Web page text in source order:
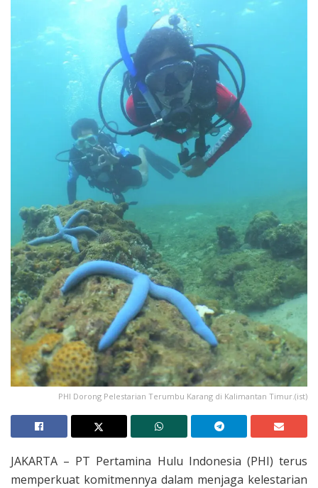
PHI Dorong Pelestarian Terumbu Karang di Kalimantan Timur.(ist)
JAKARTA – PT Pertamina Hulu Indonesia (PHI) terus
memperkuat komitmennya dalam menjaga kelestarian